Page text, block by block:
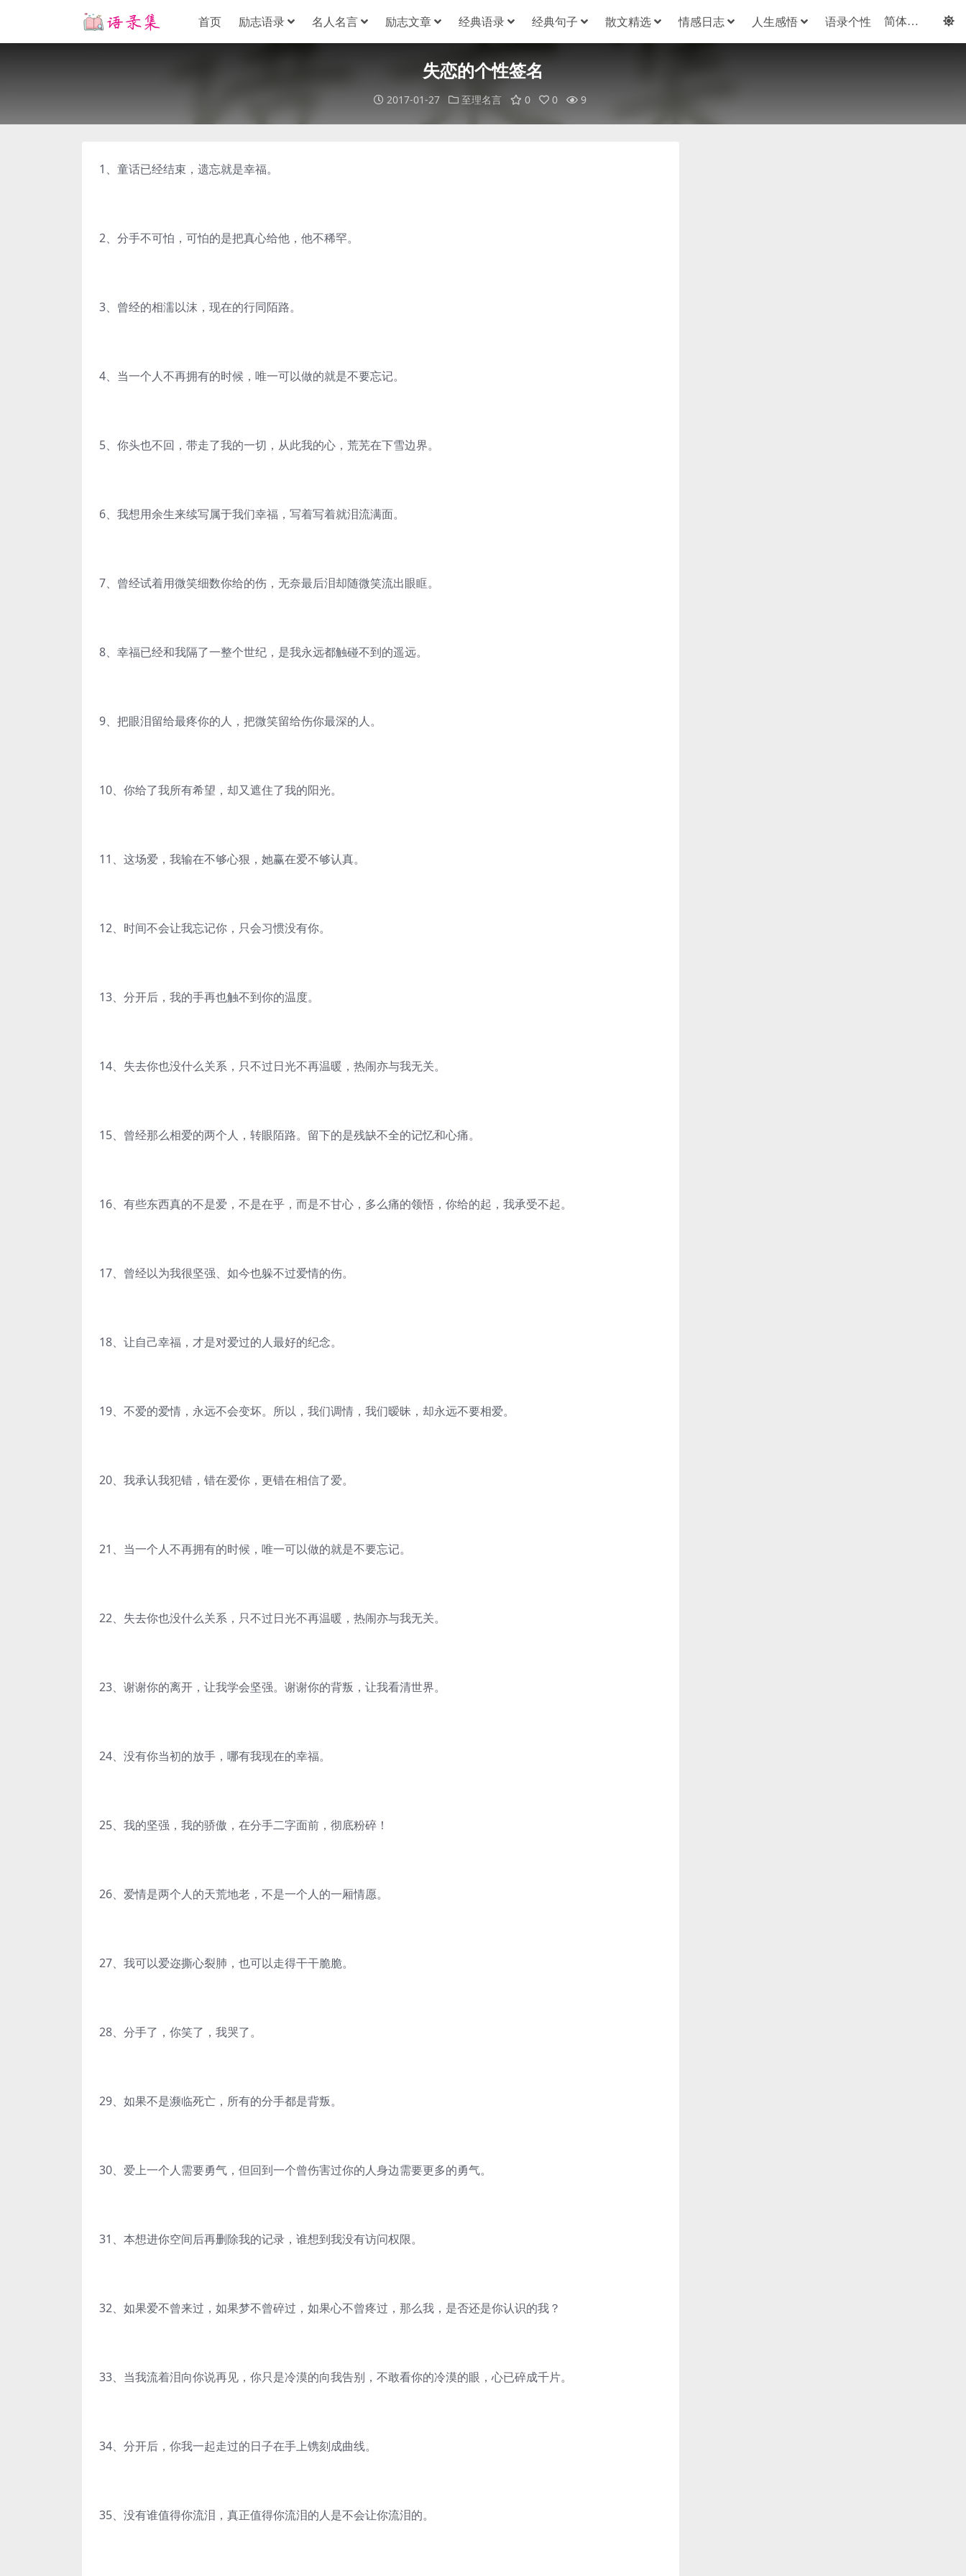
首页 励志语录 名人名言 励志文章 经典语录 经典句子 散文精选 情感日志 人生感悟 语录个性
失恋的个性签名
2017-01-27 至理名言 0 0 9
1、童话已经结束，遗忘就是幸福。
2、分手不可怕，可怕的是把真心给他，他不稀罕。
3、曾经的相濡以沫，现在的行同陌路。
4、当一个人不再拥有的时候，唯一可以做的就是不要忘记。
5、你头也不回，带走了我的一切，从此我的心，荒芜在下雪边界。
6、我想用余生来续写属于我们幸福，写着写着就泪流满面。
7、曾经试着用微笑细数你给的伤，无奈最后泪却随微笑流出眼眶。
8、幸福已经和我隔了一整个世纪，是我永远都触碰不到的遥远。
9、把眼泪留给最疼你的人，把微笑留给伤你最深的人。
10、你给了我所有希望，却又遮住了我的阳光。
11、这场爱，我输在不够心狠，她赢在爱不够认真。
12、时间不会让我忘记你，只会习惯没有你。
13、分开后，我的手再也触不到你的温度。
14、失去你也没什么关系，只不过日光不再温暖，热闹亦与我无关。
15、曾经那么相爱的两个人，转眼陌路。留下的是残缺不全的记忆和心痛。
16、有些东西真的不是爱，不是在乎，而是不甘心，多么痛的领悟，你给的起，我承受不起。
17、曾经以为我很坚强、如今也躲不过爱情的伤。
18、让自己幸福，才是对爱过的人最好的纪念。
19、不爱的爱情，永远不会变坏。所以，我们调情，我们暧昧，却永远不要相爱。
20、我承认我犯错，错在爱你，更错在相信了爱。
21、当一个人不再拥有的时候，唯一可以做的就是不要忘记。
22、失去你也没什么关系，只不过日光不再温暖，热闹亦与我无关。
23、谢谢你的离开，让我学会坚强。谢谢你的背叛，让我看清世界。
24、没有你当初的放手，哪有我现在的幸福。
25、我的坚强，我的骄傲，在分手二字面前，彻底粉碎！
26、爱情是两个人的天荒地老，不是一个人的一厢情愿。
27、我可以爱迩撕心裂肺，也可以走得干干脆脆。
28、分手了，你笑了，我哭了。
29、如果不是濒临死亡，所有的分手都是背叛。
30、爱上一个人需要勇气，但回到一个曾伤害过你的人身边需要更多的勇气。
31、本想进你空间后再删除我的记录，谁想到我没有访问权限。
32、如果爱不曾来过，如果梦不曾碎过，如果心不曾疼过，那么我，是否还是你认识的我？
33、当我流着泪向你说再见，你只是冷漠的向我告别，不敢看你的冷漠的眼，心已碎成千片。
34、分开后，你我一起走过的日子在手上镌刻成曲线。
35、没有谁值得你流泪，真正值得你流泪的人是不会让你流泪的。